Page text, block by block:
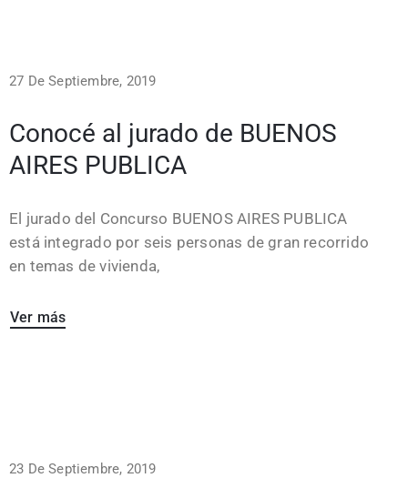
27 De Septiembre, 2019
Conocé al jurado de BUENOS
AIRES PUBLICA
El jurado del Concurso BUENOS AIRES PUBLICA
está integrado por seis personas de gran recorrido
en temas de vivienda,
Ver más
23 De Septiembre, 2019